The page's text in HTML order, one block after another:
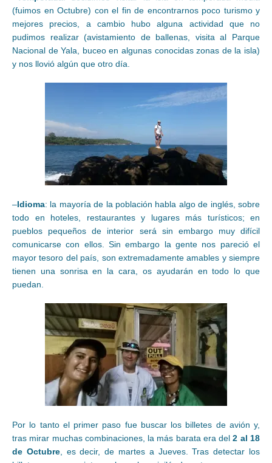
(fuimos en Octubre) con el fin de encontrarnos poco turismo y
mejores precios, a cambio hubo alguna actividad que no
pudimos realizar (avistamiento de ballenas, visita al Parque
Nacional de Yala, buceo en algunas conocidas zonas de la isla)
y nos llovió algún que otro día.
–Idioma: la mayoría de la población habla algo de inglés, sobre
todo en hoteles, restaurantes y lugares más turísticos; en
pueblos pequeños de interior será sin embargo muy difícil
comunicarse con ellos. Sin embargo la gente nos pareció el
mayor tesoro del país, son extremadamente amables y siempre
tienen una sonrisa en la cara, os ayudarán en todo lo que
puedan.
Por lo tanto el primer paso fue buscar los billetes de avión y,
tras mirar muchas combinaciones, la más barata era del2 al 18
de Octubre, es decir, de martes a Jueves. Tras detectar los